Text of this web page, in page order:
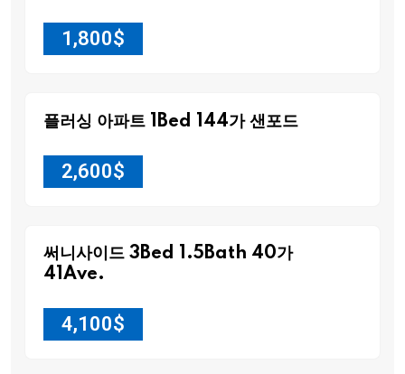
1,800$
플러싱 아파트 1Bed 144가 샌포드
2,600$
써니사이드 3Bed 1.5Bath 40가
41Ave.
4,100$